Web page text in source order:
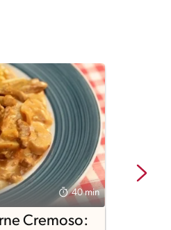
40 min
Cremoso: